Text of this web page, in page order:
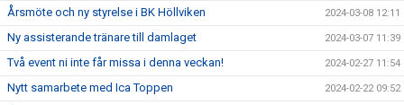
Årsmöte och ny styrelse i BK Höllviken 2024-03-08 12:11
Ny assisterande tränare till damlaget 2024-03-07 11:39
Två event ni inte får missa i denna veckan! 2024-02-27 11:54
Nytt samarbete med Ica Toppen 2024-02-22 09:52